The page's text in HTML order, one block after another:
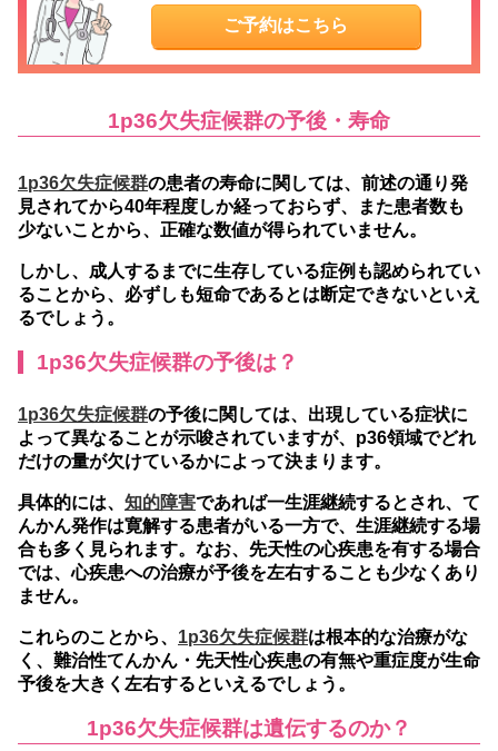
ご予約はこちら
1p36欠失症候群の予後・寿命
1p36欠失症候群の患者の寿命に関しては、前述の通り発
見されてから40年程度しか経っておらず、また患者数も
少ないことから、正確な数値が得られていません。
しかし、成人するまでに生存している症例も認められてい
ることから、必ずしも短命であるとは断定できないといえ
るでしょう。
1p36欠失症候群の予後は？
1p36欠失症候群の予後に関しては、出現している症状に
よって異なることが示唆されていますが、p36領域でどれ
だけの量が欠けているかによって決まります。
具体的には、 知的障害であれば一生涯継続するとされ、て
んかん発作は寛解する患者がいる一方で、生涯継続する場
合も多く見られます。なお、先天性の心疾患を有する場合
では、心疾患への治療が予後を左右することも少なくあり
ません。
これらのことから、 1p36欠失症候群は根本的な治療がな
く、難治性てんかん・先天性心疾患の有無や重症度が生命
予後を大きく左右するといえるでしょう。
1p36欠失症候群は遺伝するのか？